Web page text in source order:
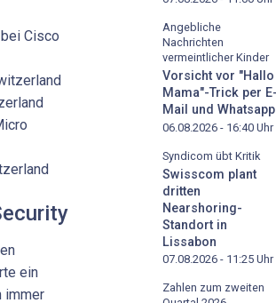
Cisco
ein
immer
Angebliche
Nachrichten
vermeintlicher Kinder
Vorsicht vor "Hallo
Mama"-Trick per E-
Mail und Whatsapp
06.08.2026 - 16:40 Uhr
Syndicom übt Kritik
Swisscom plant
dritten
Nearshoring-
Standort in
Lissabon
07.08.2026 - 11:25 Uhr
Zahlen zum zweiten